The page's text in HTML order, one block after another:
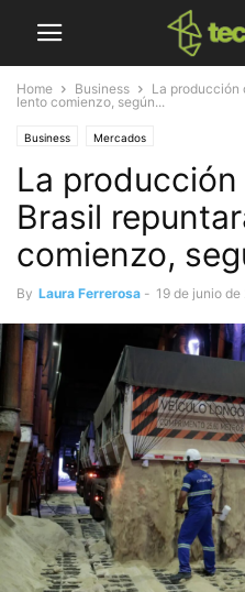
Home Business
La producción
lento comienzo, según...
Business Mercados
La
Brasil
comienzo,
By Laura Ferrerosa - 19 de junio